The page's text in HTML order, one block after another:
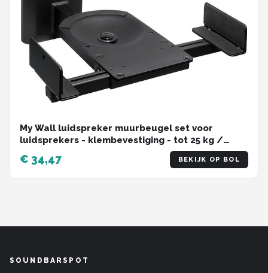
My Wall luidspreker muurbeugel set voor
luidsprekers - klembevestiging - tot 25 kg /
€ 34,47 BEKIJK OP BOL
SOUNDBARSPOT